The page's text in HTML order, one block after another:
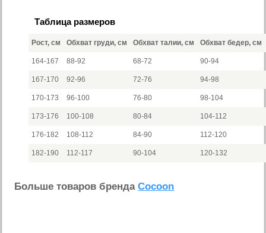
Таблица размеров
Рост, см Обхват груди, см Обхват талии, см Обхват бедер, см
164-167 88-92 68-72 90-94
167-170 92-96 72-76 94-98
170-173 96-100 76-80 98-104
173-176 100-108 80-84 104-112
176-182 108-112 84-90 112-120
182-190 112-117 90-104 120-132
Больше товаров брендаCocoon